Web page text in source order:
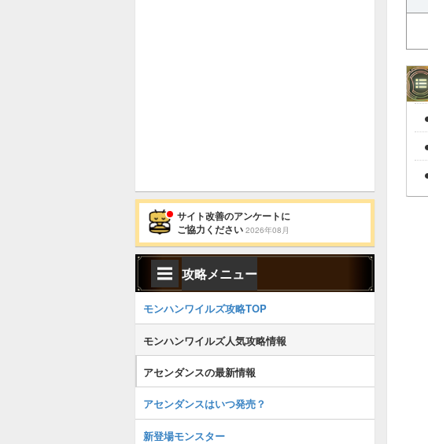
サイト改善のアンケートに
ご協力ください 2026年08月
攻略メニュー
モンハンワイルズ攻略TOP
モンハンワイルズ人気攻略情報
アセンダンスの最新情報
アセンダンスはいつ発売？
新登場モンスター